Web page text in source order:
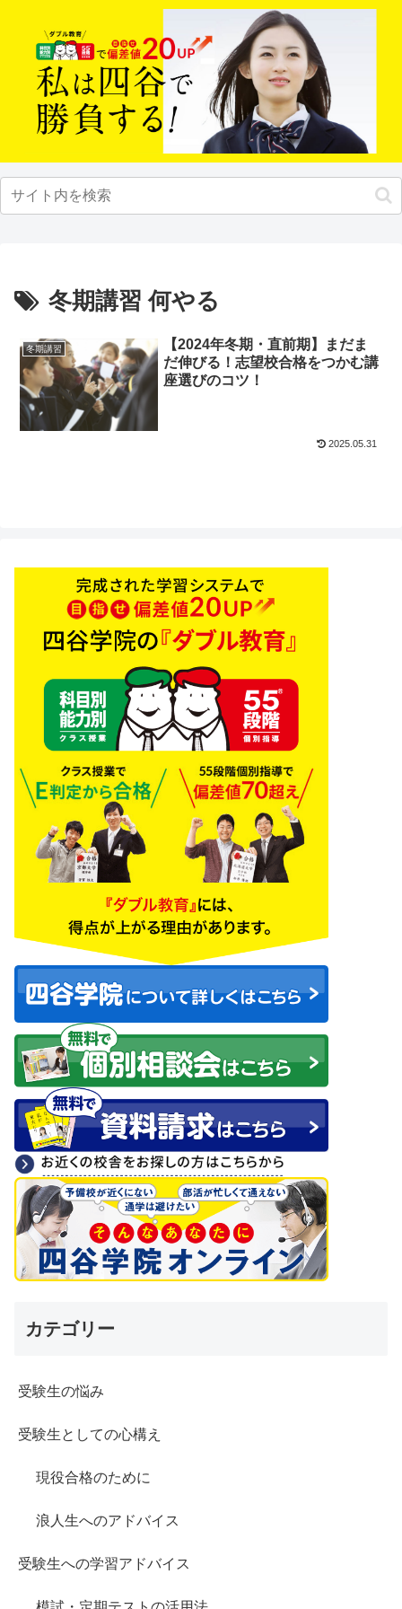
冬期講習 何やる
冬期講習
【2024年冬期・直前期】まだま
だ伸びる！志望校合格をつかむ講
座選びのコツ！
2025.05.31
カテゴリー
受験生の悩み
受験生としての心構え
現役合格のために
浪人生へのアドバイス
受験生への学習アドバイス